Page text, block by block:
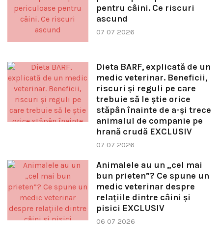
pentru câini. Ce riscuri
ascund
07 07 2026
Dieta BARF, explicată de un
medic veterinar. Beneficii,
riscuri și reguli pe care
trebuie să le știe orice
stăpân înainte de a-și trece
animalul de companie pe
hrană crudă EXCLUSIV
07 07 2026
Animalele au un „cel mai
bun prieten”? Ce spune un
medic veterinar despre
relațiile dintre câini și
pisici EXCLUSIV
06 07 2026